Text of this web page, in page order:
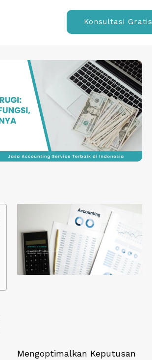
Konsultasi Gratis
Mengoptimalkan Keputusan